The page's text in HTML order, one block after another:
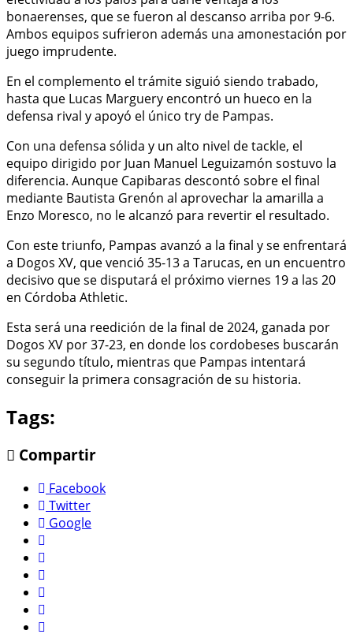
bonaerenses, que se fueron al descanso arriba por 9-6.
Ambos equipos sufrieron además una amonestación por
juego imprudente.
En el complemento el trámite siguió siendo trabado,
hasta que Lucas Marguery encontró un hueco en la
defensa rival y apoyó el único try de Pampas.
Con una defensa sólida y un alto nivel de tackle, el
equipo dirigido por Juan Manuel Leguizamón sostuvo la
diferencia. Aunque Capibaras descontó sobre el final
mediante Bautista Grenón al aprovechar la amarilla a
Enzo Moresco, no le alcanzó para revertir el resultado.
Con este triunfo, Pampas avanzó a la final y se enfrentará
a Dogos XV, que venció 35-13 a Tarucas, en un encuentro
decisivo que se disputará el próximo viernes 19 a las 20
en Córdoba Athletic.
Esta será una reedición de la final de 2024, ganada por
Dogos XV por 37-23, en donde los cordobeses buscarán
su segundo título, mientras que Pampas intentará
conseguir la primera consagración de su historia.
Tags:
Compartir
Facebook
Twitter
Google